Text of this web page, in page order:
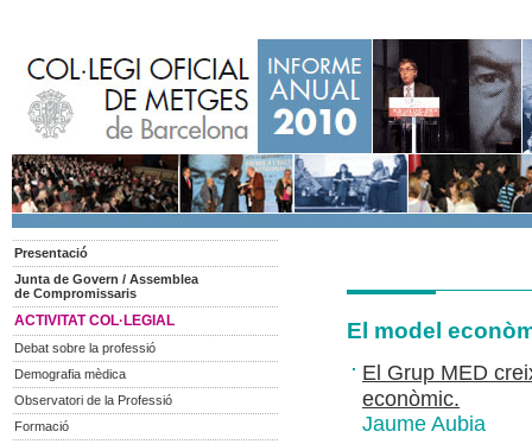
Presentació
Junta de Govern / Assemblea
de Compromissaris
ACTIVITAT COL·LEGIAL
Debat sobre la professió
Demografia mèdica
Observatori de la Professió
Formació
El model
El Grup MED
econòmic.
Jaume Aubia